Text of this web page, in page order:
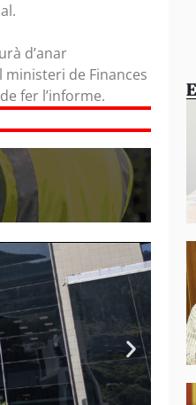
d’anar
de Finances
fer l’informe.